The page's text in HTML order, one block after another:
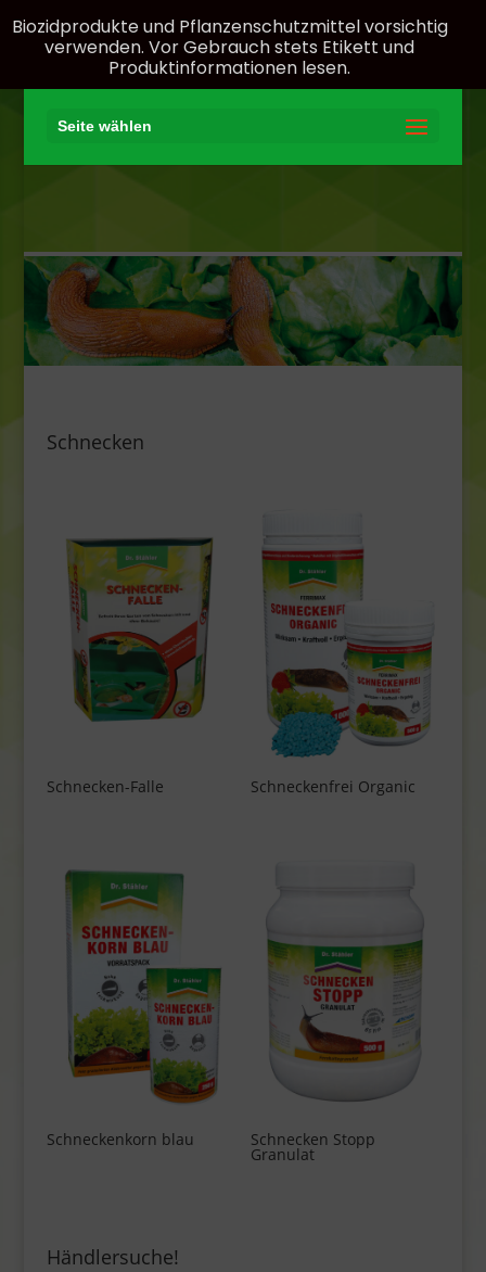
Seite wählen
Schnecken
Schnecken-Falle Schneckenfrei Organic
Schneckenkorn blau Schnecken Stopp
Granulat
Händlersuche!
Biozidprodukte und Pflanzenschutzmittel vorsichtig
verwenden. Vor Gebrauch stets Etikett und
Produktinformationen lesen.